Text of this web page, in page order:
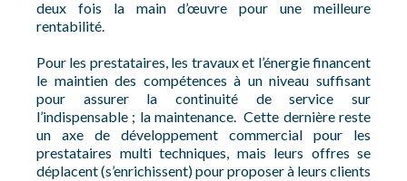
deux fois la main d’œuvre pour une meilleure
rentabilité.
Pour les prestataires, les travaux et l’énergie financent
le maintien des compétences à un niveau suffisant
pour assurer la continuité de service sur
l’indispensable ; la maintenance. Cette dernière reste
un axe de développement commercial pour les
prestataires multi techniques, mais leurs offres se
déplacent (s’enrichissent) pour proposer à leurs clients